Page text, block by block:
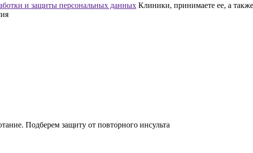
и защиты персональных данных Клиники, принимаете ее, а также
Подберем защиту от повторного инсульта